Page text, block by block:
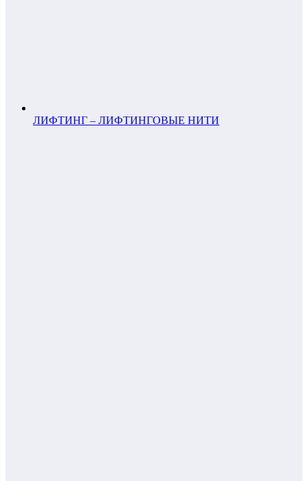
ЛИФТИНГ – ЛИФТИНГОВЫЕ НИТИ